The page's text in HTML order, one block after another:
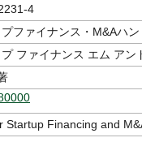
4
ファイナンス・M&Aハ
ファイナンス エム アン
Startup Financing and